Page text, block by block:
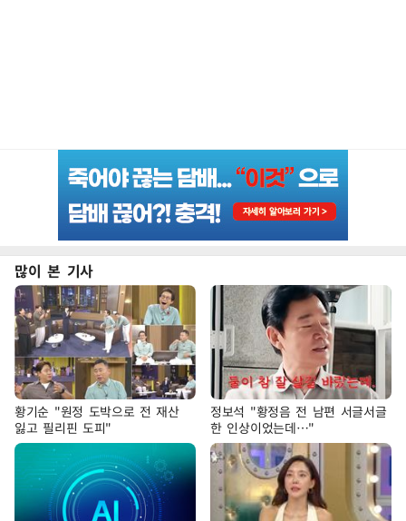
많이 본 기사
황기순 "원정 도박으로 전 재산
잃고 필리핀 도피"
정보석 "황정음 전 남편 서글서글
한 인상이었는데…"